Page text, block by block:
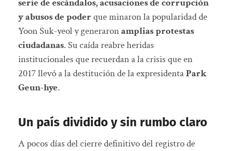
serie de escándalos, acusaciones de corrupción
y abusos de poder que minaron la popularidad de
Yoon Suk-yeol y generaronamplias protestas
ciudadanas. Su caída reabre heridas
institucionales que recuerdan a la crisis que en
2017 llevó a la destitución de la expresidentaPark
Geun-hye.
Un país dividido y sin rumbo claro
A pocos días del cierre definitivo del registro de